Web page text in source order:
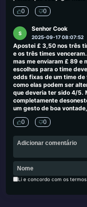
0 0
S
Senhor Cook
2025-09-17 08:07:52
Apostei £ 3,50 nos três
e os três times
mas me enviaram £ 89 e
escolhas para o time
odds fixas de um time
como elas podem ser
que deveria ter sido 4/5.
completamente
um gesto de boa
0 0
Li e concordo com os